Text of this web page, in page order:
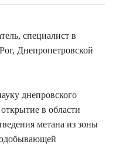
специалист в
Днепропетровской
днепровского
в области
метана из зоны